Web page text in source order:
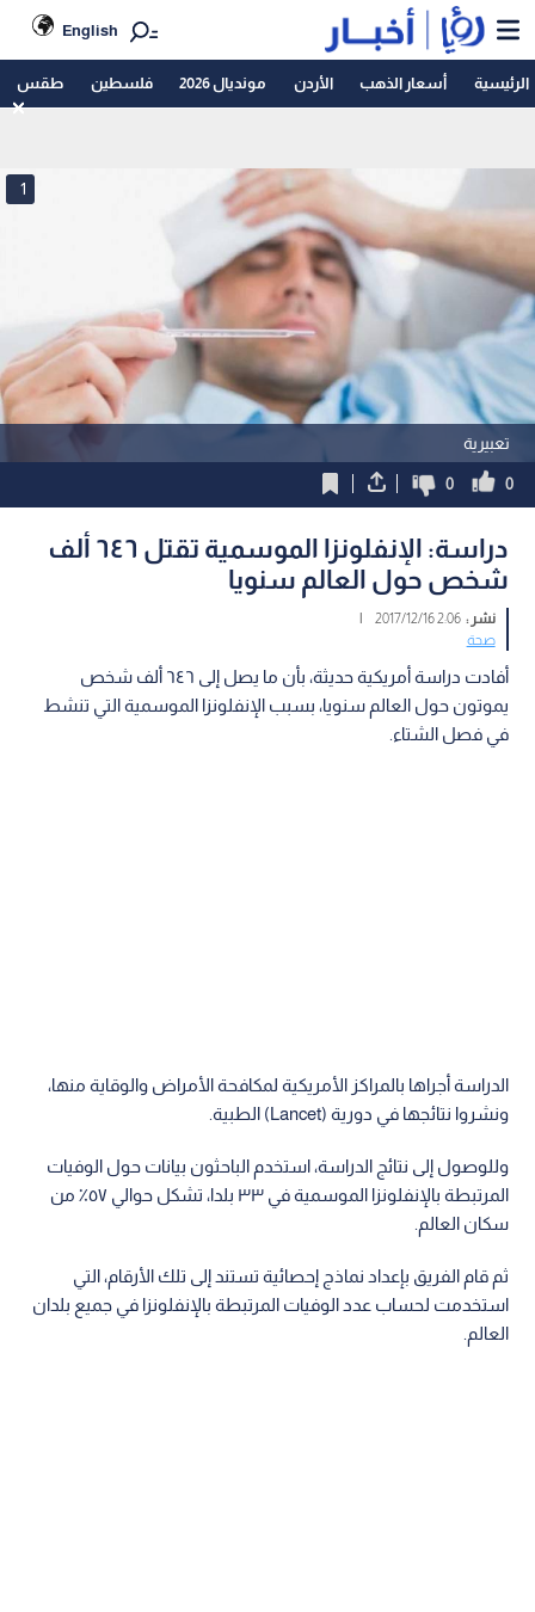
English
الرئيسية أسعار الذهب الأردن مونديال 2026 فلسطين طقس
تعبيرية
1
0
0
دراسة: الإنفلونزا الموسمية تقتل ٦٤٦ ألف
شخص حول العالم سنويا
نشر :2:06 2017/12/16
|
صحة
أفادت دراسة أمريكية حديثة، بأن ما يصل إلى ٦٤٦ ألف شخص
يموتون حول العالم سنويا، بسبب الإنفلونزا الموسمية التي تنشط
في فصل الشتاء.
الدراسة أجراها بالمراكز الأمريكية لمكافحة الأمراض والوقاية منها،
ونشروا نتائجها في دورية (Lancet) الطبية.
وللوصول إلى نتائج الدراسة، استخدم الباحثون بيانات حول الوفيات
المرتبطة بالإنفلونزا الموسمية في ٣٣ بلدا، تشكل حوالي ٥٧٪ من
سكان العالم.
ثم قام الفريق بإعداد نماذج إحصائية تستند إلى تلك الأرقام، التي
استخدمت لحساب عدد الوفيات المرتبطة بالإنفلونزا في جميع بلدان
العالم.